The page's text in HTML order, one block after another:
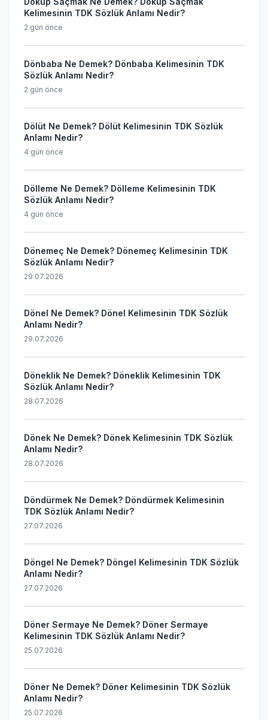
Kelimesinin TDK Sözlük Anlamı Nedir?
2 gün önce
Dönbaba Ne Demek? Dönbaba Kelimesinin TDK
Sözlük Anlamı Nedir?
2 gün önce
Dölüt Ne Demek? Dölüt Kelimesinin TDK Sözlük
Anlamı Nedir?
4 gün önce
Dölleme Ne Demek? Dölleme Kelimesinin TDK
Sözlük Anlamı Nedir?
4 gün önce
Dönemeç Ne Demek? Dönemeç Kelimesinin TDK
Sözlük Anlamı Nedir?
29.07.2026
Dönel Ne Demek? Dönel Kelimesinin TDK Sözlük
Anlamı Nedir?
29.07.2026
Döneklik Ne Demek? Döneklik Kelimesinin TDK
Sözlük Anlamı Nedir?
28.07.2026
Dönek Ne Demek? Dönek Kelimesinin TDK Sözlük
Anlamı Nedir?
28.07.2026
Döndürmek Ne Demek? Döndürmek Kelimesinin
TDK Sözlük Anlamı Nedir?
27.07.2026
Döngel Ne Demek? Döngel Kelimesinin TDK Sözlük
Anlamı Nedir?
27.07.2026
Döner Sermaye Ne Demek? Döner Sermaye
Kelimesinin TDK Sözlük Anlamı Nedir?
25.07.2026
Döner Ne Demek? Döner Kelimesinin TDK Sözlük
Anlamı Nedir?
25.07.2026